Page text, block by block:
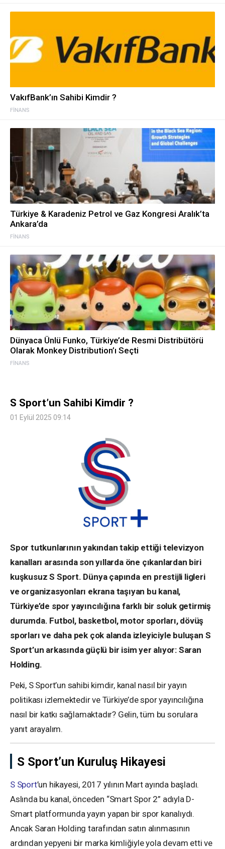
FINANS
VakıfBank’ın Sahibi Kimdir ?
FINANS
Türkiye & Karadeniz Petrol ve Gaz Kongresi Aralık’ta
Ankara’da
FINANS
Dünyaca Ünlü Funko, Türkiye’de Resmi Distribütörü
Olarak Monkey Distribution’ı Seçti
S Sport’un Sahibi Kimdir ?
01 Eylül 2025 09:14
Spor tutkunlarının yakından takip ettiği televizyon
kanalları arasında son yıllarda öne çıkanlardan biri
kuşkusuz S Sport. Dünya çapında en prestijli ligleri
ve organizasyonları ekrana taşıyan bu kanal,
Türkiye’de spor yayıncılığına farklı bir soluk getirmiş
durumda. Futbol, basketbol, motor sporları, dövüş
sporları ve daha pek çok alanda izleyiciyle buluşan S
Sport’un arkasında güçlü bir isim yer alıyor: Saran
Holding.
Peki, S Sport’un sahibi kimdir, kanal nasıl bir yayın
politikası izlemektedir ve Türkiye’de spor yayıncılığına
nasıl bir katkı sağlamaktadır? Gelin, tüm bu sorulara
yanıt arayalım.
S Sport’un Kuruluş Hikayesi
S Sport’un hikayesi, 2017 yılının Mart ayında başladı.
Aslında bu kanal, önceden “Smart Spor 2” adıyla D-
Smart platformunda yayın yapan bir spor kanalıydı.
Ancak Saran Holding tarafından satın alınmasının
ardından yepyeni bir marka kimliğiyle yola devam etti ve